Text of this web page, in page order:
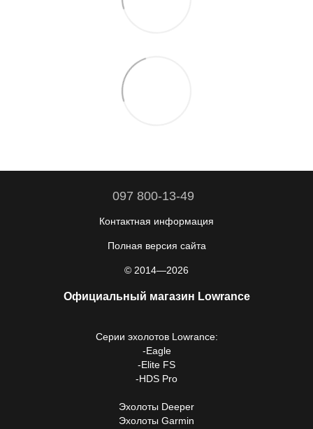
097 800-13-49
Контактная информация
Полная версия сайта
© 2014—2026
Официальный магазин Lowrance
Серии эхолотов Lowrance:
-Eagle
-Elite FS
-HDS Pro
Эхолоты Deeper
Эхолоты Garmin